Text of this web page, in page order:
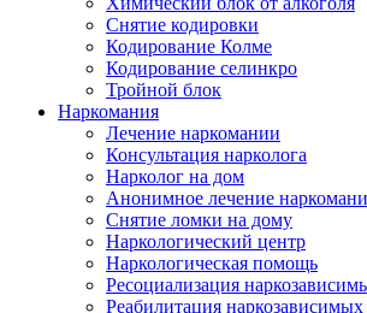
Снятие кодировки
Кодирование Колме
Кодирование селинкро
Тройной блок
Наркомания
Лечение наркомании
Консультация нарколога
Нарколог на дом
Анонимное лечение
Снятие ломки на дому
Наркологический центр
Наркологическая помощь
Ресоциализация
Реабилитация наркозависимых